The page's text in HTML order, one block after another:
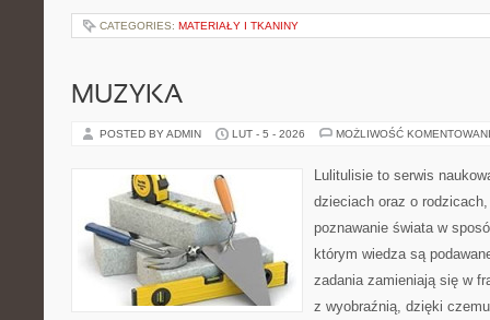
CATEGORIES: MATERIAŁY I TKANINY
MUZYKA
POSTED BY ADMIN LUT - 5 - 2026 MOŻLIWOŚĆ
Lulitulisie to serwis
dzieciach oraz o
poznawanie świata w
którym wiedza są
zadania zamieniają się w
z wyobraźnią, dzięki